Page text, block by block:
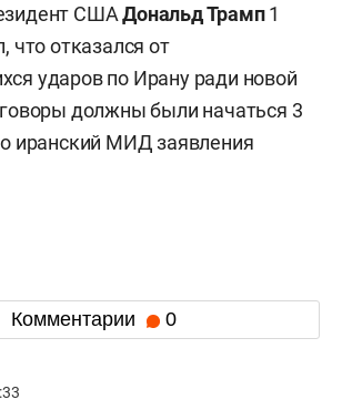
СШАДональд Трамп1
что отказался от
ударов по Ирану ради новой
должны были начаться 3
иранский МИД заявления
Комментарии 0